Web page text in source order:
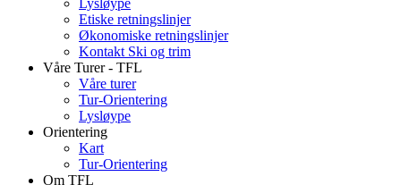
Lysløype
Etiske retningslinjer
Økonomiske retningslinjer
Kontakt Ski og trim
Våre Turer - TFL
Våre turer
Tur-Orientering
Lysløype
Orientering
Kart
Tur-Orientering
Om TFL